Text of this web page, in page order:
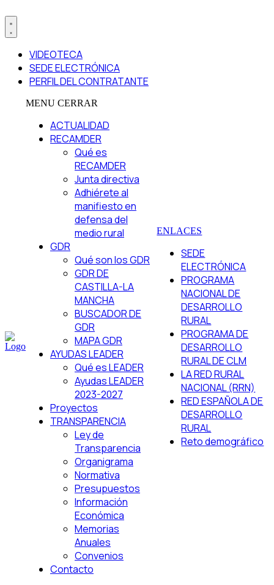
VIDEOTECA
SEDE ELECTRÓNICA
PERFIL DEL CONTRATANTE
MENU CERRAR
ACTUALIDAD
RECAMDER
Qué es
RECAMDER
Junta directiva
Adhiérete al
manifiesto en
defensa del
medio rural
GDR
Qué son los GDR
GDR DE
CASTILLA-LA
MANCHA
BUSCADOR DE
GDR
MAPA GDR
AYUDAS LEADER
Qué es LEADER
Ayudas LEADER
2023-2027
Proyectos
TRANSPARENCIA
Ley de
Transparencia
Organigrama
Normativa
Presupuestos
Información
Económica
Memorias
Anuales
Convenios
Contacto
ENLACES
SEDE
ELECTRÓNICA
PROGRAMA
NACIONAL DE
DESARROLLO
RURAL
PROGRAMA DE
DESARROLLO
RURAL DE CLM
LA RED RURAL
NACIONAL (RRN)
RED ESPAÑOLA DE
DESARROLLO
RURAL
Reto demográfico